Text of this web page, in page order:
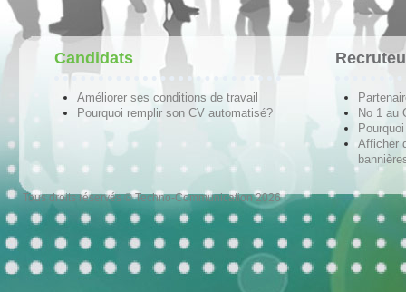
Candidats
Améliorer ses conditions de travail
Pourquoi remplir son CV automatisé?
No 1 au
Afficher
Tous droits réservés © Techno-Communication 2026